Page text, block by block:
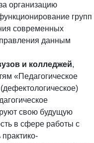
организацию
групп
современных
данным
и колледжей,
«Педагогическое
свою будущую
в сфере работы с